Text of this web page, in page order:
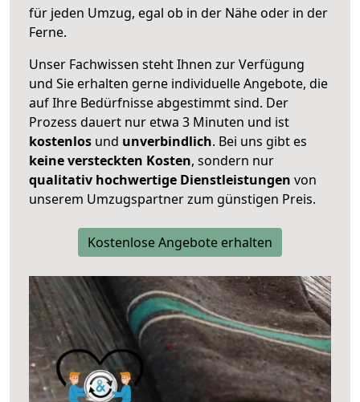
für jeden Umzug, egal ob in der Nähe oder in der
Ferne.
Unser Fachwissen steht Ihnen zur Verfügung
und Sie erhalten gerne individuelle Angebote, die
auf Ihre Bedürfnisse abgestimmt sind. Der
Prozess dauert nur etwa 3 Minuten und ist
kostenlos und unverbindlich. Bei uns gibt es
keine versteckten Kosten, sondern nur
qualitativ hochwertige Dienstleistungen von
unserem Umzugspartner zum günstigen Preis.
Kostenlose Angebote erhalten